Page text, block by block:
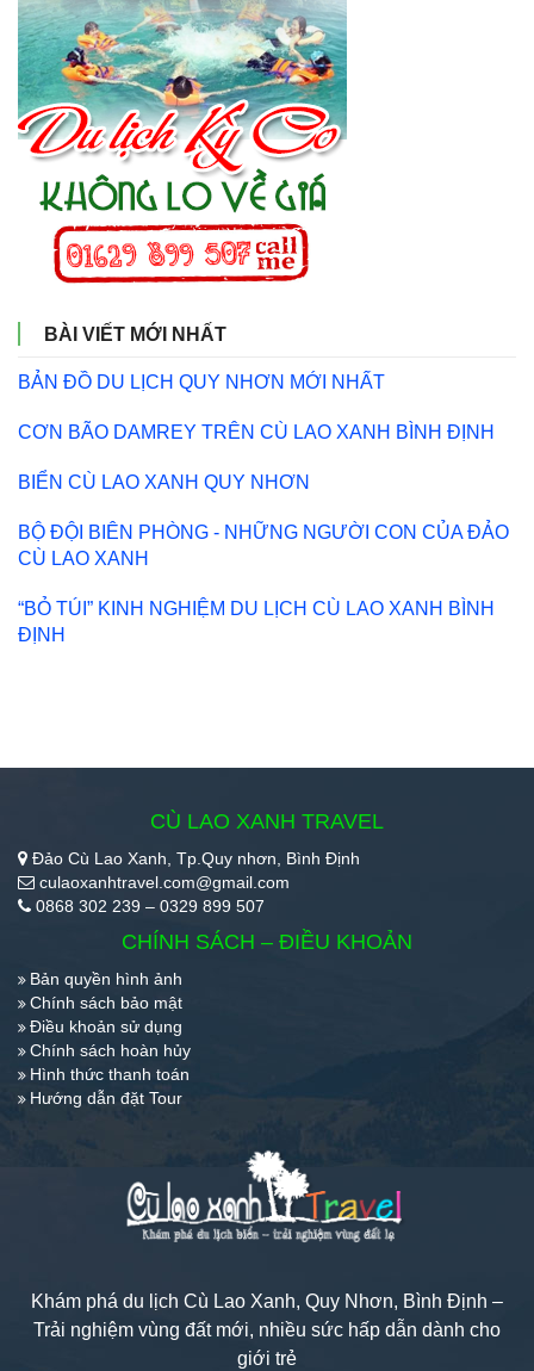
BÀI VIẾT MỚI NHẤT
BẢN ĐỒ DU LỊCH QUY NHƠN MỚI NHẤT
CƠN BÃO DAMREY TRÊN CÙ LAO XANH BÌNH ĐỊNH
BIỂN CÙ LAO XANH QUY NHƠN
BỘ ĐỘI BIÊN PHÒNG - NHỮNG NGƯỜI CON CỦA ĐẢO
CÙ LAO XANH
“BỎ TÚI” KINH NGHIỆM DU LỊCH CÙ LAO XANH BÌNH
ĐỊNH
CÙ LAO XANH TRAVEL
Đảo Cù Lao Xanh, Tp.Quy nhơn, Bình Định
culaoxanhtravel.com@gmail.com
0868 302 239 – 0329 899 507
CHÍNH SÁCH – ĐIỀU KHOẢN
Bản quyền hình ảnh
Chính sách bảo mật
Điều khoản sử dụng
Chính sách hoàn hủy
Hình thức thanh toán
Hướng dẫn đặt Tour
Khám phá du lịch Cù Lao Xanh, Quy Nhơn, Bình Định –
Trải nghiệm vùng đất mới, nhiều sức hấp dẫn dành cho
giới trẻ